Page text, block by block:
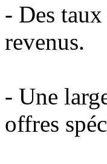
- Des
revenus.
- Une
offres